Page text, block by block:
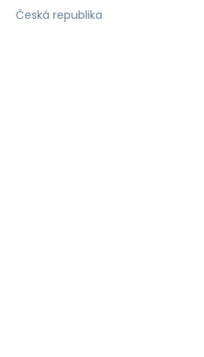
Česká republika